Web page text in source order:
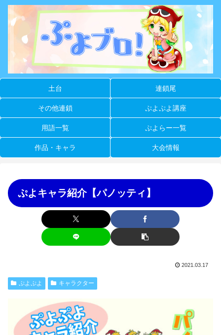
土台 連鎖尾
その他連鎖 ぷよぷよ講座
用語一覧 ぷよらー一覧
作品・キャラ 大会情報
ぷよキャラ紹介【パノッティ】
2021.03.17
ぷよぷよ キャラクター